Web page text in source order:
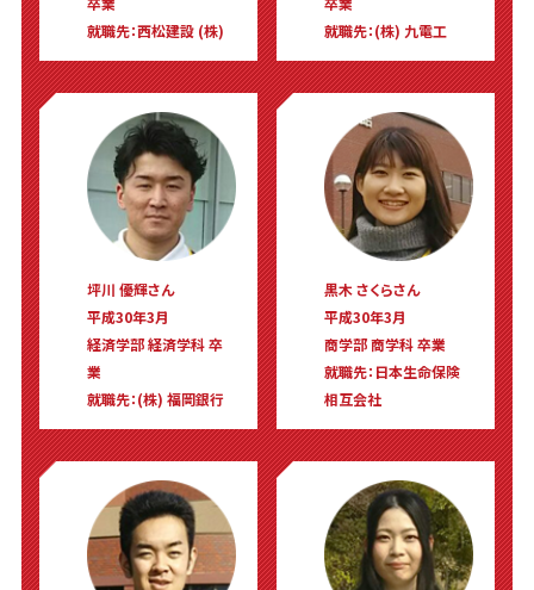
就職先：西松建設 (株)
就職先：(株) 九電工
坪川 優輝さん
平成30年3月
経済学部 経済学科 卒
業
就職先：(株) 福岡銀行
黒木 さくらさん
平成30年3月
商学部 商学科 卒業
就職先：日本生命保険
相互会社